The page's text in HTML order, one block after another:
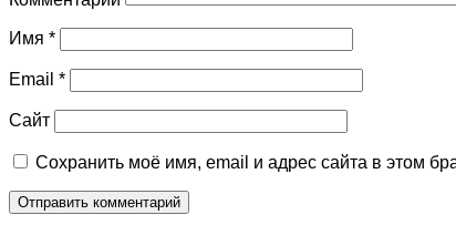
Имя *
Email *
Сайт
Сохранить моё имя, email и адрес сайта в этом